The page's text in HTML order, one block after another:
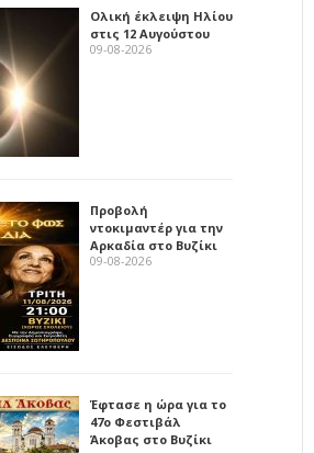
Ολική έκλειψη Ηλίου
στις 12 Αυγούστου
09-08-2026
Προβολή
ντοκιμαντέρ για την
Αρκαδία στο Βυζίκι
09-08-2026
Έφτασε η ώρα για το
47ο Φεστιβάλ
Άκοβας στο Βυζίκι